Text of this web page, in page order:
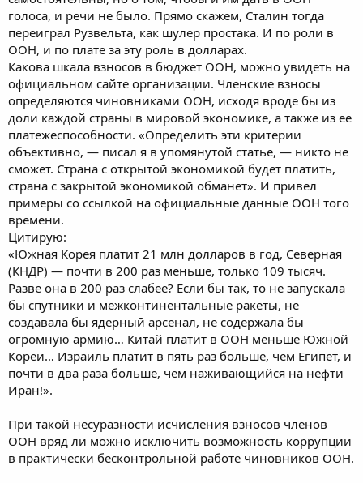
голоса, и речи не было. Прямо скажем, Сталин тогда
переиграл Рузвельта, как шулер простака. И по роли в
ООН, и по плате за эту роль в долларах.
Какова шкала взносов в бюджет ООН, можно увидеть на
официальном сайте организации. Членские взносы
определяются чиновниками ООН, исходя вроде бы из
доли каждой страны в мировой экономике, а также из ее
платежеспособности. «Определить эти критерии
объективно, — писал я в упомянутой статье, — никто не
сможет. Страна с открытой экономикой будет платить,
страна с закрытой экономикой обманет». И привел
примеры со ссылкой на официальные данные ООН того
времени.
Цитирую:
«Южная Корея платит 21 млн долларов в год, Северная
(КНДР) — почти в 200 раз меньше, только 109 тысяч.
Разве она в 200 раз слабее? Если бы так, то не запускала
бы спутники и межконтинентальные ракеты, не
создавала бы ядерный арсенал, не содержала бы
огромную армию… Китай платит в ООН меньше Южной
Кореи… Израиль платит в пять раз больше, чем Египет, и
почти в два раза больше, чем наживающийся на нефти
Иран!».
При такой несуразности исчисления взносов членов
ООН вряд ли можно исключить возможность коррупции
в практически бесконтрольной работе чиновников ООН.